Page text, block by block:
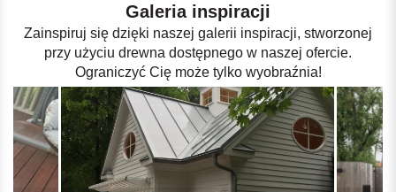
Galeria inspiracji
Zainspiruj się dzięki naszej galerii inspiracji, stworzonej
przy użyciu drewna dostępnego w naszej ofercie.
Ograniczyć Cię może tylko wyobraźnia!